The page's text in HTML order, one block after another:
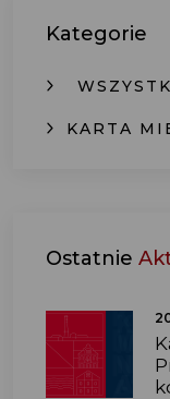
Kategorie
KARTA
Ostatnie